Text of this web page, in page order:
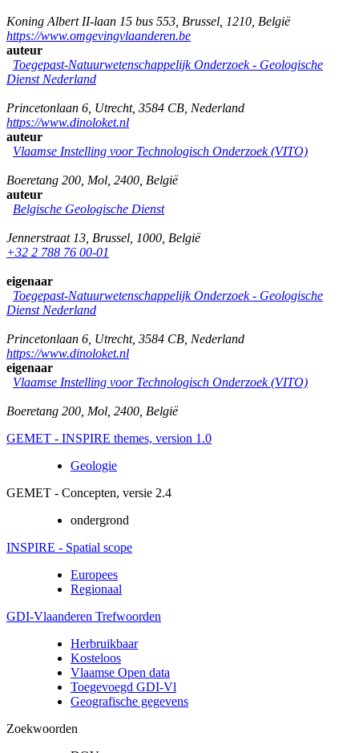
Koning Albert II-laan 15 bus 553 Brussel 1210 België
https://www.omgevingvlaanderen.be
auteur
Toegepast-Natuurwetenschappelijk Onderzoek - Geologische
Dienst Nederland
Princetonlaan 6 Utrecht, 3584 CB Nederland
https://www.dinoloket.nl
auteur
Vlaamse Instelling voor Technologisch Onderzoek (VITO)
Boeretang 200 Mol 2400 België
auteur
Belgische Geologische Dienst
Jennerstraat 13 Brussel 1000 België
+32 2 788 76 00-01
eigenaar
Toegepast-Natuurwetenschappelijk Onderzoek - Geologische
Dienst Nederland
Princetonlaan 6 Utrecht, 3584 CB Nederland
https://www.dinoloket.nl
eigenaar
Vlaamse Instelling voor Technologisch Onderzoek (VITO)
Boeretang 200 Mol 2400 België
GEMET - INSPIRE themes, version 1.0
Geologie
GEMET - Concepten, versie 2.4
ondergrond
INSPIRE - Spatial scope
Europees
Regionaal
GDI-Vlaanderen Trefwoorden
Herbruikbaar
Kosteloos
Vlaamse Open data
Toegevoegd GDI-Vl
Geografische gegevens
Zoekwoorden